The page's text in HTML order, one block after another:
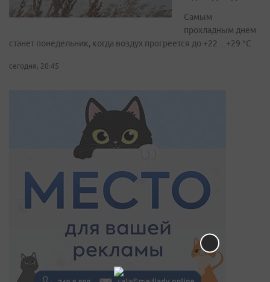
Самым
прохладным днем
станет понедельник, когда воздух прогреется до +22…+29 °С
сегодня, 20:45